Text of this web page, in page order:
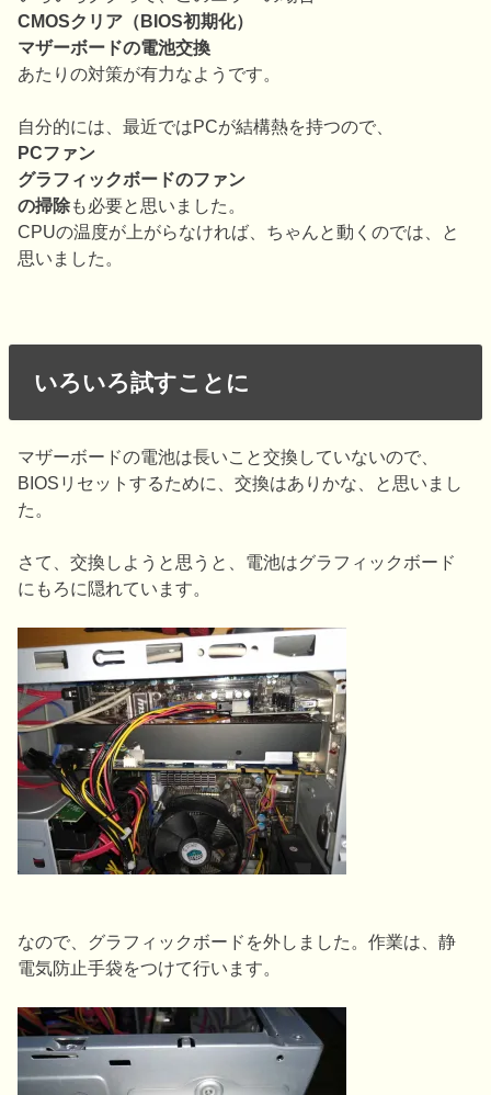
CMOSクリア（BIOS初期化）
マザーボードの電池交換
あたりの対策が有力なようです。
自分的には、最近ではPCが結構熱を持つので、
PCファン
グラフィックボードのファン
の掃除も必要と思いました。
CPUの温度が上がらなければ、ちゃんと動くのでは、と
思いました。
いろいろ試すことに
マザーボードの電池は長いこと交換していないので、
BIOSリセットするために、交換はありかな、と思いまし
た。
さて、交換しようと思うと、電池はグラフィックボード
にもろに隠れています。
なので、グラフィックボードを外しました。作業は、静
電気防止手袋をつけて行います。